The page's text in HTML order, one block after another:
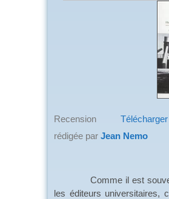
Recension
rédigée par Jean Nemo
Comme il est
les éditeurs universitaires,